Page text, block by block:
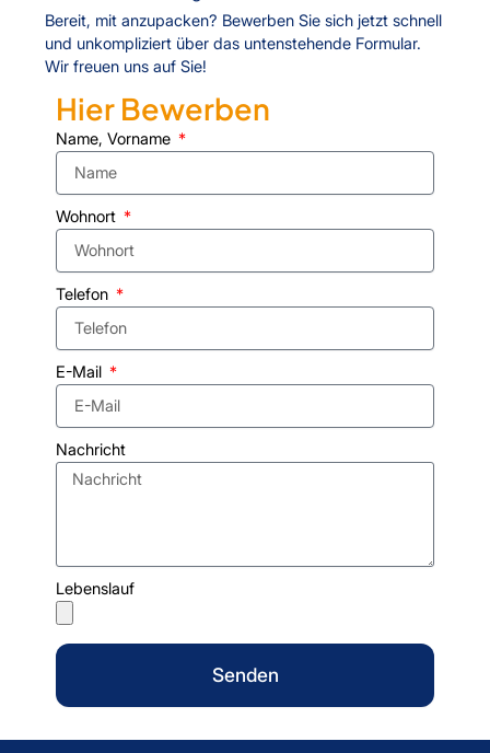
Bereit, mit anzupacken? Bewerben Sie sich jetzt schnell
und unkompliziert über das untenstehende Formular.
Wir freuen uns auf Sie!
Hier Bewerben
Name, Vorname
Wohnort
Telefon
E-Mail
Nachricht
Lebenslauf
Senden